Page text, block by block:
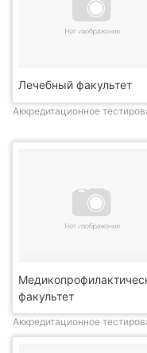
Лечебный факультет
Аккредитационное
факультет
Аккредитационное